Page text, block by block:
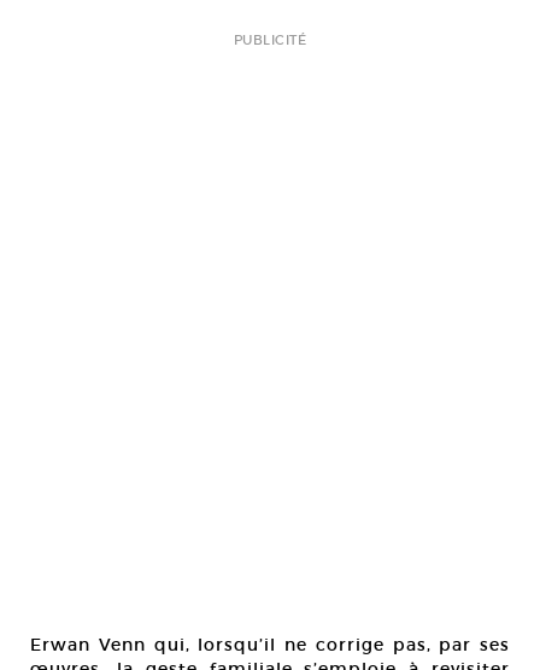
PUBLICITÉ
Erwan Venn qui, lorsqu’il ne corrige pas, par ses